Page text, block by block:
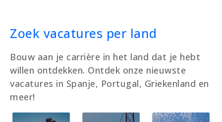
Zoek vacatures per land
Bouw aan je carrière in het land dat je hebt
willen ontdekken. Ontdek onze nieuwste
vacatures in Spanje, Portugal, Griekenland en
meer!